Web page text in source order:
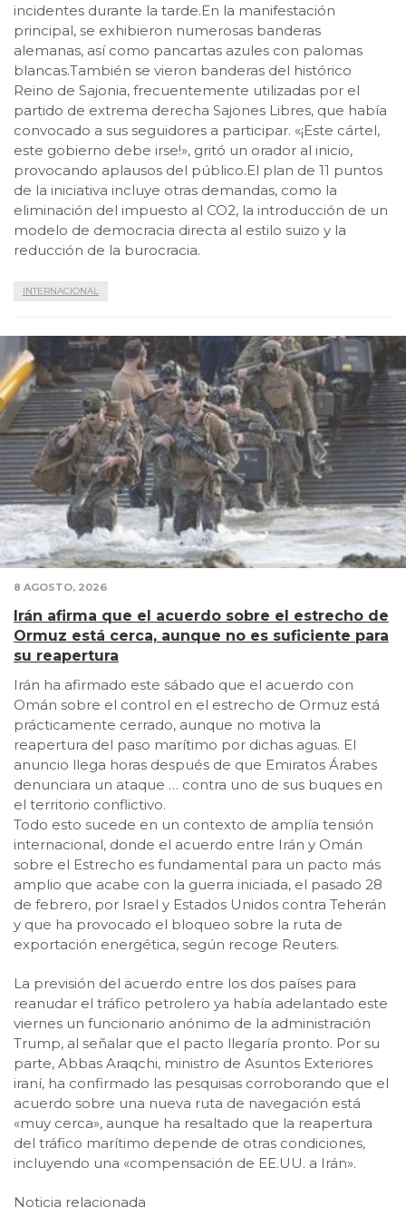
incidentes durante la tarde.En la manifestación
principal, se exhibieron numerosas banderas
alemanas, así como pancartas azules con palomas
blancas.También se vieron banderas del histórico
Reino de Sajonia, frecuentemente utilizadas por el
partido de extrema derecha Sajones Libres, que había
convocado a sus seguidores a participar. «¡Este cártel,
este gobierno debe irse!», gritó un orador al inicio,
provocando aplausos del público.El plan de 11 puntos
de la iniciativa incluye otras demandas, como la
eliminación del impuesto al CO2, la introducción de un
modelo de democracia directa al estilo suizo y la
reducción de la burocracia.
INTERNACIONAL
8 AGOSTO, 2026
Irán afirma que el acuerdo sobre el estrecho de
Ormuz está cerca, aunque no es suficiente para
su reapertura
Irán ha afirmado este sábado que el acuerdo con
Omán sobre el control en el estrecho de Ormuz está
prácticamente cerrado, aunque no motiva la
reapertura del paso marítimo por dichas aguas. El
anuncio llega horas después de que Emiratos Árabes
denunciara un ataque … contra uno de sus buques en
el territorio conflictivo.
Todo esto sucede en un contexto de amplía tensión
internacional, donde el acuerdo entre Irán y Omán
sobre el Estrecho es fundamental para un pacto más
amplio que acabe con la guerra iniciada, el pasado 28
de febrero, por Israel y Estados Unidos contra Teherán
y que ha provocado el bloqueo sobre la ruta de
exportación energética, según recoge Reuters.
La previsión del acuerdo entre los dos países para
reanudar el tráfico petrolero ya había adelantado este
viernes un funcionario anónimo de la administración
Trump, al señalar que el pacto llegaría pronto. Por su
parte, Abbas Araqchi, ministro de Asuntos Exteriores
iraní, ha confirmado las pesquisas corroborando que el
acuerdo sobre una nueva ruta de navegación está
«muy cerca», aunque ha resaltado que la reapertura
del tráfico marítimo depende de otras condiciones,
incluyendo una «compensación de EE.UU. a Irán».
Noticia relacionada